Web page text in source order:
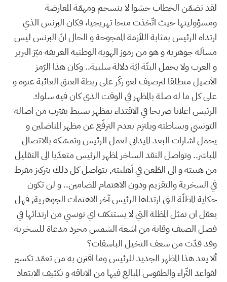
لقد تضمّن الخطاب حشوا لا ينسجم ومهمّة المعارضة
ومسؤوليتها حيث اتّخذت منحا تهريجيا، فكان البرنس الذي
ارتداه الرئيس بمثابة اللاّزمة الممجوحة و الحال انّ البرنس ليس
مسألة جوهرية و هو من رموز الهوية الوطنية العريقة ميّز البربر
و العرب ولا يحمل البتّة ايّة دلالة سلبية.. وكان هذا الرّمز
الأصيل منطلقا لترصيف لغو ركّز على ربطة العنق الغائبة عنوة و
على كل ما له صلة بالمظهر في الوقت الذي كان فيه سلوك
الرئيس اعلانا صريحا في الاقتداء بمظهر بسيط يقترب من اصالة
التونسي وبساطته ويلتزم بعدم الترفّع عن مظهر المناضلين و
يحمل اشارات البعد الميداني لعمل الرئيس وتمسّكه بالاتصال
المباشر.. وتواصل النقد الساخر لمظهر الرئيس متعدّيا الى التقليل
من هيبته و الى الطّعن في أهليته, يتواصل كل ذلك بتركيز مفرط
في السخرية والتقزيم ودون الاهتمام المضامين.. و لن تكون
حكاية المظلّة التي ارتداها الرئيس آخر الاهتمات الجوهرية, فهل
يعقل ان تمثل المظلة التي لا يستنكف اي تونسي من ارتدائها في
فصل الصيف وقاية من اشعة الشمس مجرد مدعاة للسخرية
وقد قدّت من سعف النخيل الباسقات؟
ألا يعد هذا المظهر الجديد للرئيس وما اقترن به من تعمّد تكسير
لقواعد الثّراء والطقوس المبالغ فيها من الاناقة و تكثيف الابتعاد